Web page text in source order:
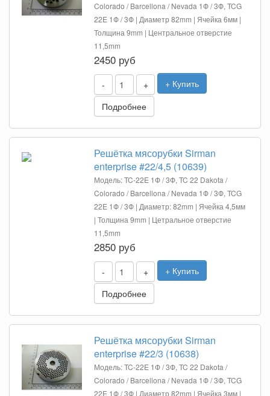
Colorado / Barcellona / Nevada 1Ф / 3Ф, TCG
22E 1Ф / 3Ф | Диаметр 82mm | Ячейка 6мм |
Толщина 9mm | Центральное отверстие
11,5mm
2450 руб
- +
+ Купить
Подробнее
Решётка мясорубки Sirman
enterprise #22/4,5 (10639)
Модель: TC-22E 1Ф / 3Ф, TC 22 Dakota /
Colorado / Barcellona / Nevada 1Ф / 3Ф, TCG
22E 1Ф / 3Ф | Диаметр: 82mm | Ячейка 4,5мм
| Толщина 9mm | Цетральное отверстие
11,5mm
2850 руб
- +
+ Купить
Подробнее
Решётка мясорубки Sirman
enterprise #22/3 (10638)
Модель: TC-22E 1Ф / 3Ф, TC 22 Dakota /
Colorado / Barcellona / Nevada 1Ф / 3Ф, TCG
22E 1Ф / 3Ф | Диаметр 82mm | Ячейка 3мм |